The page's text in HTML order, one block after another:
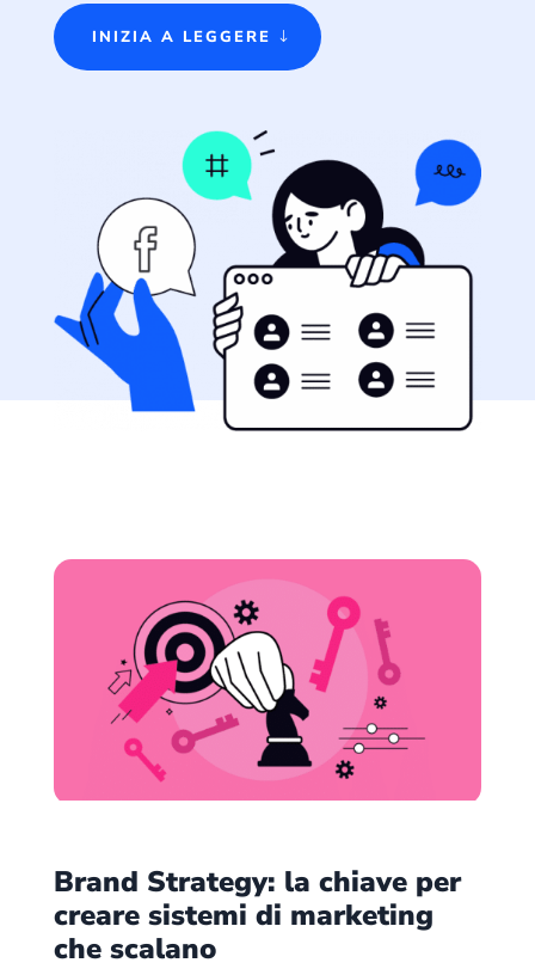
INIZIA A LEGGERE
Brand Strategy: la chiave per
creare sistemi di marketing
che scalano